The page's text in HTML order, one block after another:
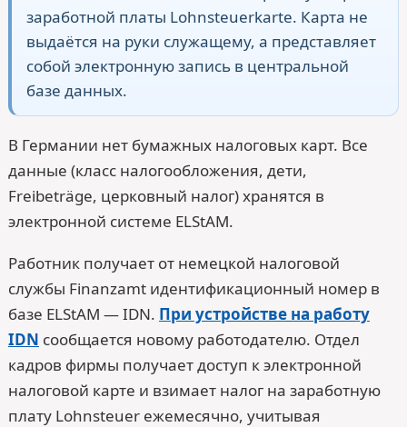
заработной платы Lohnsteuerkarte. Карта не
выдаётся на руки служащему, а представляет
собой электронную запись в центральной
базе данных.
В Германии нет бумажных налоговых карт. Все
данные (класс налогообложения, дети,
Freibeträge, церковный налог) хранятся в
электронной системе ELStAM.
Работник получает от немецкой налоговой
службы Finanzamt идентификационный номер в
базе ELStAM — IDN. При устройстве на работу
IDN сообщается новому работодателю. Отдел
кадров фирмы получает доступ к электронной
налоговой карте и взимает налог на заработную
плату Lohnsteuer ежемесячно, учитывая